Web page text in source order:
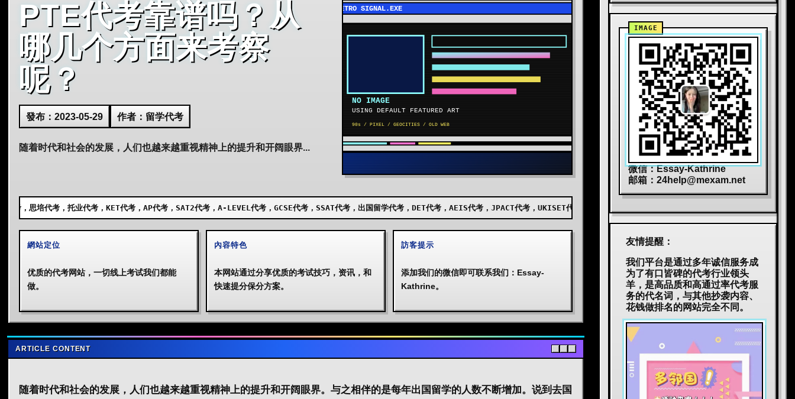
PTE代考靠谱吗？从
哪几个方面来考察
呢？
發布：2023-05-29 作者：留学代考
随着时代和社会的发展，人们也越来越重视精神上的提升和开阔眼界...
托业代考，KET代考，AP代考，SAT2代考，A-LEVEL代考，GCSE代考，SSAT代考，出国留学代考，DET代考，AEIS代考，JPACT代考，UKISET代考，AEAS代考，BEC代考，JTEST代考，JLPT代考，TOPIK代考，小托福代
網站定位
优质的代考网站，一切线上考试我们都能
做。
內容特色
本网站通过分享优质的考试技巧，资讯，和
快速提分保分方案。
訪客提示
添加我们的微信即可联系我们：Essay-
Kathrine。
ARTICLE CONTENT
随着时代和社会的发展，人们也越来越重视精神上的提升和开阔眼界。与之相伴的是每年出国留学的人数不断增加。说到去国
微信：Essay-Kathrine
邮箱： 24help@mexam.net
友情提醒：
我们平台是通过多年诚信服务成
为了有口皆碑的代考行业领头
羊，是高品质和高通过率代考服
务的代名词，与其他抄袭内容、
花钱做排名的网站完全不同。